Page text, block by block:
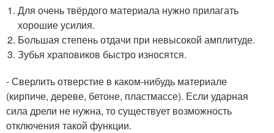
Для очень твёрдого материала нужно прилагать
хорошие усилия.
Большая степень отдачи при невысокой амплитуде.
Зубья храповиков быстро износятся.
- Сверлить отверстие в каком-нибудь материале
(кирпиче, дереве, бетоне, пластмассе). Если ударная
сила дрели не нужна, то существует возможность
отключения такой функции.